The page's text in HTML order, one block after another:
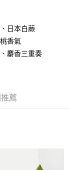
AFTEE先享後付」
可透過四大超商／
。
「AFTEE先享後付
日本白蕨
香氣
麝香三重奏
薦